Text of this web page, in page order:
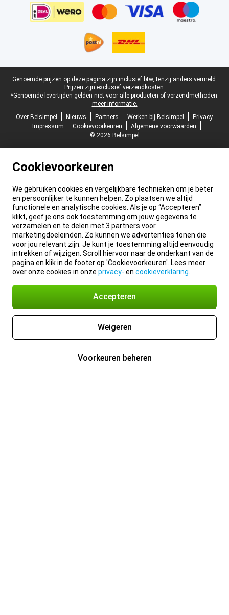
Juridische voettekst
Genoemde prijzen op deze pagina zijn inclusief btw, tenzij anders vermeld.
Prijzen zijn exclusief verzendkosten.
*Genoemde levertijden gelden niet voor alle producten of verzendmethoden:
meer informatie.
Over Belsimpel
Nieuws Partners Werken bij Belsimpel
Privacy
Impressum
Cookievoorkeuren
Algemene voorwaarden
© 2026 Belsimpel
Cookievoorkeuren
We gebruiken cookies en vergelijkbare technieken om je beter
en persoonlijker te kunnen helpen. Zo plaatsen we altijd
functionele en analytische cookies. Als je op “Accepteren”
klikt, geef je ons ook toestemming om jouw gegevens te
verzamelen en te delen met 3 partners voor
marketingdoeleinden. Zo kunnen we advertenties tonen die
voor jou relevant zijn. Je kunt je toestemming altijd eenvoudig
intrekken of wijzigen. Scroll hiervoor naar de onderkant van de
pagina en klik in de footer op 'Cookievoorkeuren'. Lees meer
over onze cookies in onze privacy- en cookieverklaring
Accepteren
Weigeren
Voorkeuren beheren